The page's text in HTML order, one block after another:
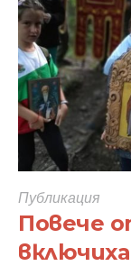
Публикация
Повече